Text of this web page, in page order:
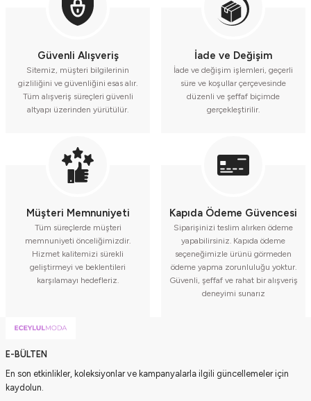
Güvenli Alışveriş
Sitemiz, müşteri bilgilerinin
gizliliğini ve güvenliğini esas alır.
Tüm alışveriş süreçleri güvenli
altyapı üzerinden yürütülür.
İade ve Değişim
İade ve değişim işlemleri, geçerli
süre ve koşullar çerçevesinde
düzenli ve şeffaf biçimde
gerçekleştirilir.
Müşteri Memnuniyeti
Tüm süreçlerde müşteri
memnuniyeti önceliğimizdir.
Hizmet kalitemizi sürekli
geliştirmeyi ve beklentileri
karşılamayı hedefleriz.
Kapıda Ödeme Güvencesi
Siparişinizi teslim alırken ödeme
yapabilirsiniz. Kapıda ödeme
seçeneğimizle ürünü görmeden
ödeme yapma zorunluluğu yoktur.
Güvenli, şeffaf ve rahat bir alışveriş
deneyimi sunarız
E-BÜLTEN
En son etkinlikler, koleksiyonlar ve kampanyalarla ilgili güncellemeler için
kaydolun.